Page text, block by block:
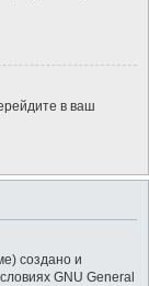
в ваш
создано и
GNU General